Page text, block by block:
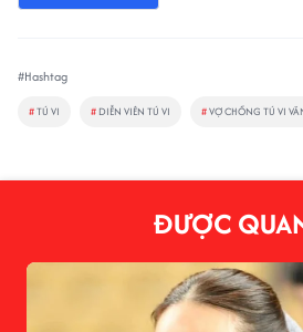
#Hashtag
#TÚ VI # DIỄN VIÊN TÚ VI #VỢ CHỒNG TÚ VI
ĐƯỢC